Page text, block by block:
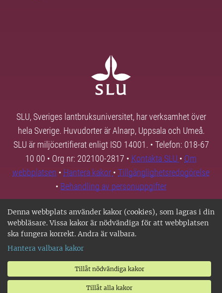
Denna webbplats använder kakor (cookies), som lagras i din
webbläsare. Vissa kakor är nödvändiga för att webbplatsen
ska fungera korrekt. Andra är valbara.
Hantera valbara kakor
Tillåt nödvändiga kakor
Tillåt alla kakor
SLU, Sveriges lantbruksuniversitet, har verksamhet över
hela Sverige. Huvudorter är Alnarp, Uppsala och Umeå.
SLU är miljöcertifierat enligt ISO 14001. • Telefon: 018-67
10 00 • Org nr: 202100-2817 • Kontakta SLU • Om
webbplatsen • Hantera kakor • Tillgänglighetsredogörelse
• Behandling av personuppgifter